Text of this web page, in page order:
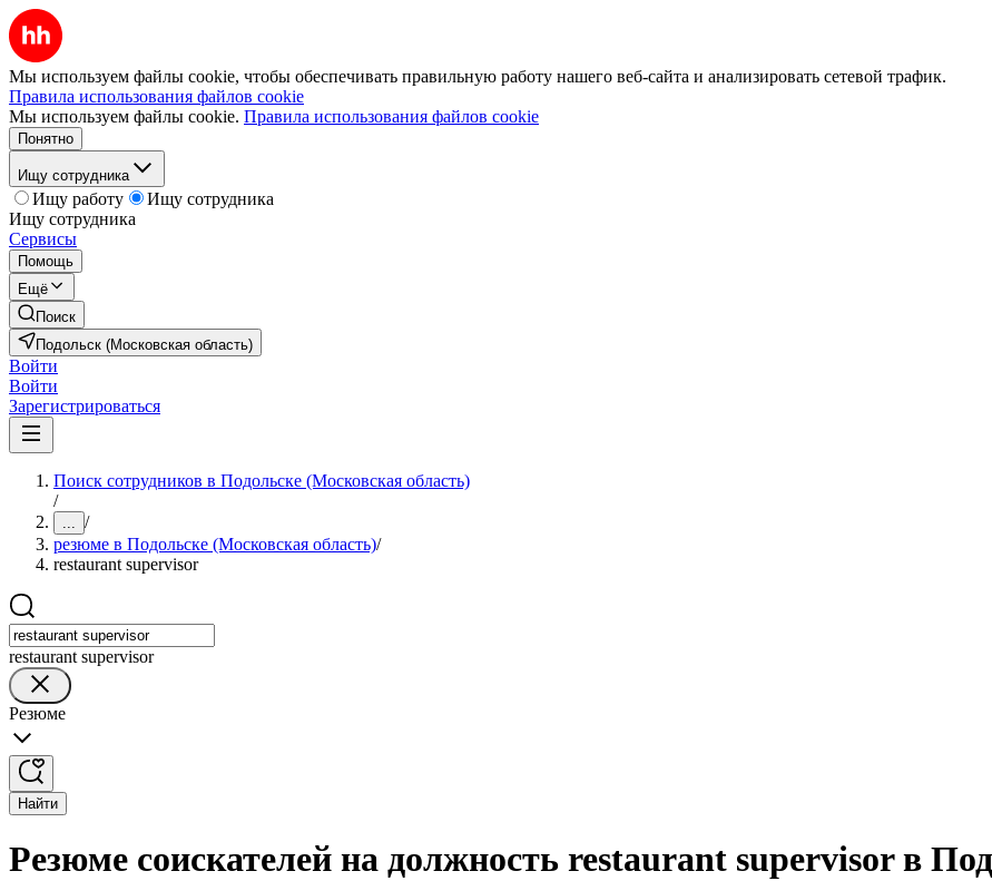
Мы используем файлы cookie, чтобы обеспечивать правильную работу нашего веб-сайта и анализировать сетевой трафик.
Правила использования файлов cookie
Мы используем файлы cookie. Правила использования файлов cookie
Понятно
Ищу сотрудника
Ищу работу
Ищу сотрудника
Ищу сотрудника
Сервисы
Помощь
Ещё
Поиск
Подольск (Московская область)
Войти
Войти
Зарегистрироваться
Поиск сотрудников в Подольске (Московская область)
/
... /
резюме в Подольске (Московская область)/
restaurant supervisor
restaurant supervisor
Резюме
Найти
Резюме соискателей на должность restaurant supervisor в